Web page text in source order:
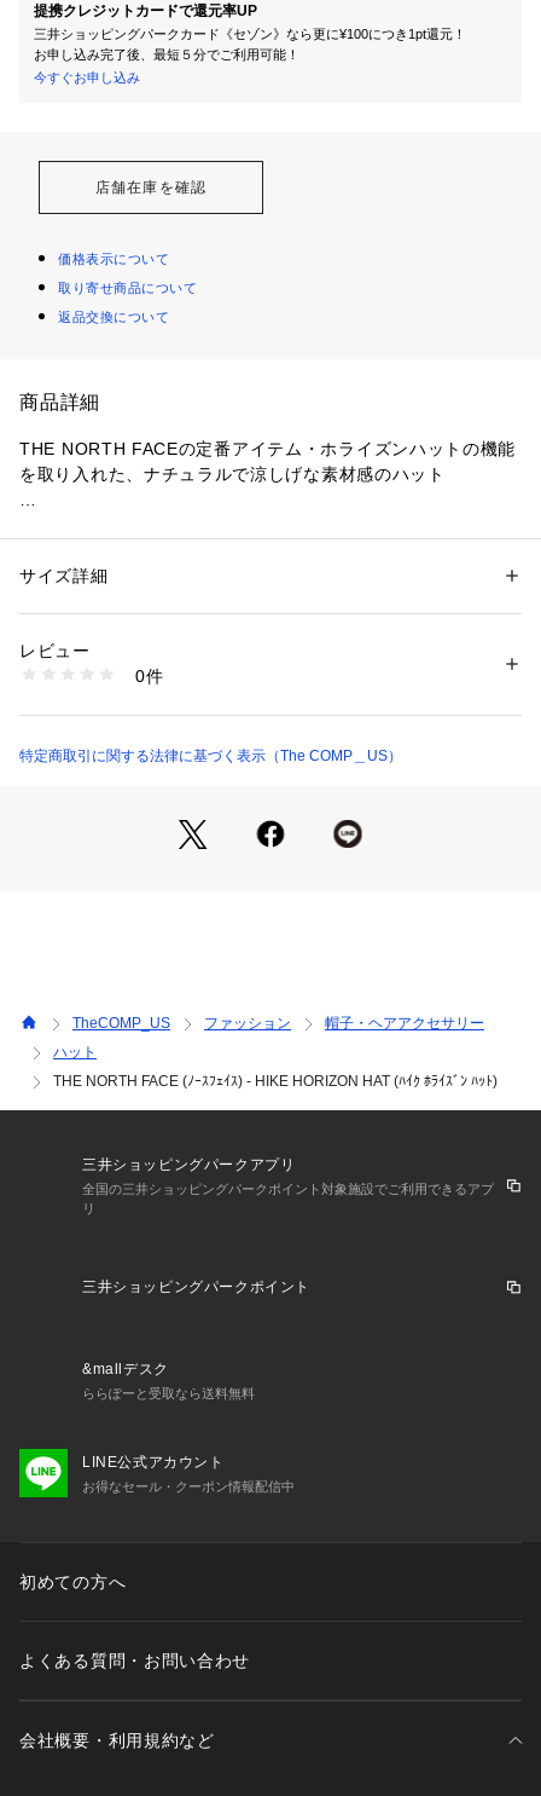
提携クレジットカードで還元率UP
三井ショッピングパークカード《セゾン》なら更に¥100につき1pt還元！
お申し込み完了後、最短５分でご利用可能！
今すぐお申し込み
店舗在庫を確認
価格表示について
取り寄せ商品について
返品交換について
商品詳細
THE NORTH FACEの定番アイテム・ホライズンハットの機能
を取り入れた、ナチュラルで涼しげな素材感のハット
●天然素材風のポリエステル素材を採用
【生地・素材】
【機能・デザイン】
●フロントにロゴ刺繍
メッシュ部＞ポリエステル100％
■原産国：中国
■Size：M、L
■Color：ナチュラル、ブラック
■適合サイズ（頭周り）：M（56～58cm）、L（58～60cm）
性別：レディース
商品番号：
NN02646 （ショップ）
サイズ詳細
レビュー
0件
特定商取引に関する法律に基づく表示（The COMP＿US）
TheCOMP_US ファッション
帽子・ヘアアクセサリー
ハット
THE NORTH FACE (ﾉｰｽﾌｪｲｽ) - HIKE HORIZON HAT (ﾊｲｸ ﾎﾗｲｽﾞﾝ ﾊｯﾄ)
三井ショッピングパークアプリ
全国の三井ショッピングパークポイント対象施設でご利用できるアプ
リ
三井ショッピングパークポイント
&mallデスク
ららぽーと受取なら送料無料
LINE公式アカウント
お得なセール・クーポン情報配信中
初めての方へ
よくある質問・お問い合わせ
会社概要・利用規約など